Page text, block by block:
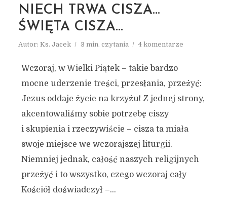
NIECH TRWA CISZA…
ŚWIĘTA CISZA…
Autor: Ks. Jacek 3 min. czytania 4 komentarze
Wczoraj, w Wielki Piątek – takie bardzo
mocne uderzenie treści, przesłania, przeżyć:
Jezus oddaje życie na krzyżu! Z jednej strony,
akcentowaliśmy sobie potrzebę ciszy
i skupienia i rzeczywiście – cisza ta miała
swoje miejsce we wczorajszej liturgii.
Niemniej jednak, całość naszych religijnych
przeżyć i to wszystko, czego wczoraj cały
Kościół doświadczył –...